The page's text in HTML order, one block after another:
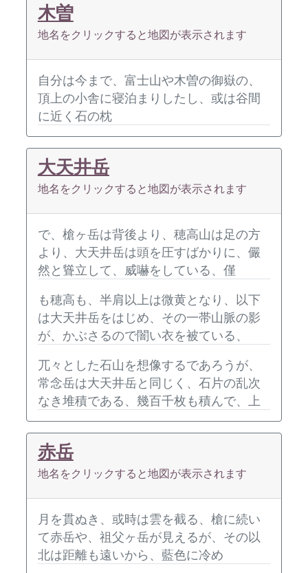
木曽
地名をクリックすると地図が表示されます
自分は今まで、富士山や木曽の御嶽の、
頂上の小舎に寝泊まりしたし、或は谷間
に近く石の枕
大天井岳
地名をクリックすると地図が表示されます
で、槍ヶ岳は背後より、穂高山は足の方
より、大天井岳は頭を圧すばかりに、儼
然と聳立して、威嚇をしている、僅
も穂高も、半肩以上は微黄となり、以下
は大天井岳をはじめ、その一帯山脈の影
が、かぶさるので闇い衣を被ている、
兀々とした石山を想像するであろうが、
常念岳は大天井岳と同じく、石片の乱次
なき堆積である、幾百千枚も積んで、上
赤岳
地名をクリックすると地図が表示されます
月を貫ぬき、或時は雲を截る、槍に続い
て赤岳や、祖父ヶ岳が見えるが、その以
北は距離も遠いから、藍色に冷め